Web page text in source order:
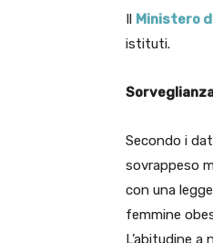
Il Ministero
istituti.
Secondo i
sovrappeso
con una
femmine
L’abitudine a